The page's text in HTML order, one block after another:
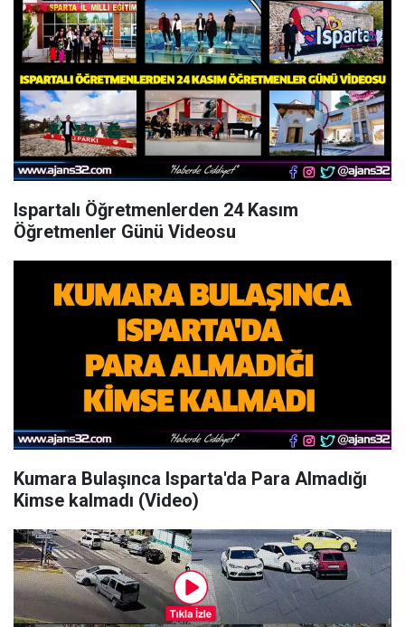
Ispartalı Öğretmenlerden 24 Kasım
Öğretmenler Günü Videosu
Kumara Bulaşınca Isparta'da Para Almadığı
Kimse kalmadı (Video)